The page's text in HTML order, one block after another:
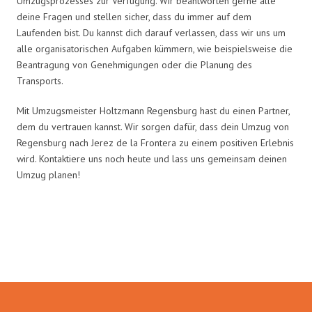
deine Fragen und stellen sicher, dass du immer auf dem
Laufenden bist. Du kannst dich darauf verlassen, dass wir uns um
alle organisatorischen Aufgaben kümmern, wie beispielsweise die
Beantragung von Genehmigungen oder die Planung des
Transports.
Mit Umzugsmeister Holtzmann Regensburg hast du einen Partner,
dem du vertrauen kannst. Wir sorgen dafür, dass dein Umzug von
Regensburg nach Jerez de la Frontera zu einem positiven Erlebnis
wird. Kontaktiere uns noch heute und lass uns gemeinsam deinen
Umzug planen!